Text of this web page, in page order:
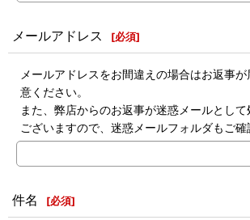
メールアドレス [必須]
メールアドレスをお間違えの場合はお返事
意ください。
また、弊店からのお返事が迷惑メールとし
ございますので、迷惑メールフォルダもご確
件名 [必須]